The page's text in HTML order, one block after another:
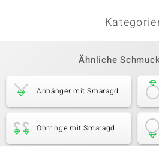
Ähnliche
Anhänger mit Smaragd
Ohrringe mit Smaragd